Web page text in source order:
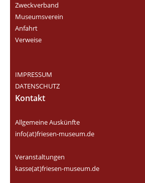
Zweckverband
Museumsverein
Anfahrt
Verweise
IMPRESSUM
DATENSCHUTZ
Kontakt
Allgemeine Auskünfte
info(at)friesen-museum.de
Veranstaltungen
kasse(at)friesen-museum.de